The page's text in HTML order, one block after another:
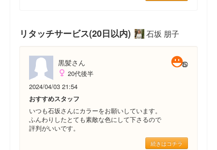
リタッチサービス(20日以内) 石坂 朋子
黒髪さん
20代後半
2024/04/03 21:54
おすすめスタッフ
いつも石坂さんにカラーをお願いしています。
ふんわりしたとても素敵な色にして下さるので
評判がいいです。
続きはコチラ